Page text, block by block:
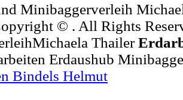
Minibaggerverleih
© . All Rights
Thailer
Erdaushub
Bindels Helmut